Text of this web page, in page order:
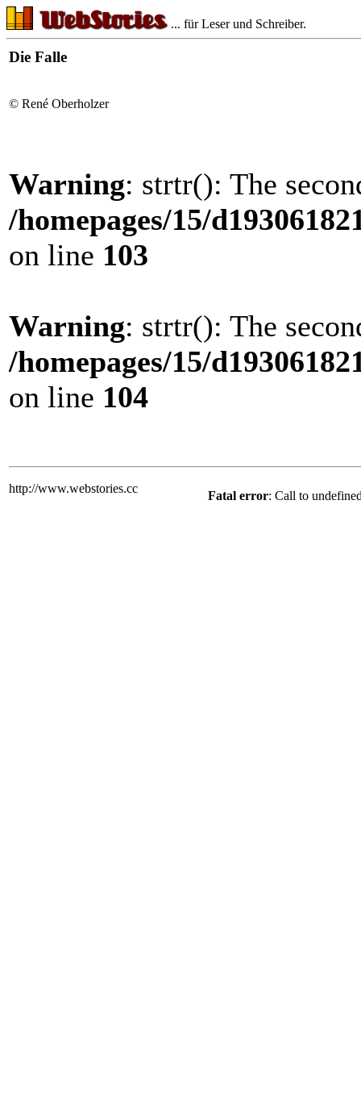
... für Leser und Schreiber.
Die Falle
© René Oberholzer
Warning: strtr(): The
/homepages/15/
on line 103
Warning: strtr(): The
/homepages/15/
on line 104
http://www.webstories.cc
Fatal error: Call to